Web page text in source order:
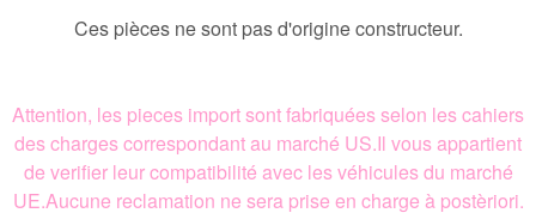
Ces pièces ne sont pas d'origine constructeur.
Attention, les pieces import sont fabriquées selon les cahiers
des charges correspondant au marché US.Il vous appartient
de verifier leur compatibilité avec les véhicules du marché
UE.Aucune reclamation ne sera prise en charge à postèriori.